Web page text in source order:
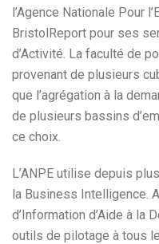
l’Agence Nationale Pour
BristolReport pour ses
d’Activité. La faculté de
provenant de plusieurs
que l’agrégation à la
de plusieurs bassins
ce choix.
L’ANPE utilise depuis
la Business Intelligence.
d’Information d’Aide à la
outils de pilotage à tous